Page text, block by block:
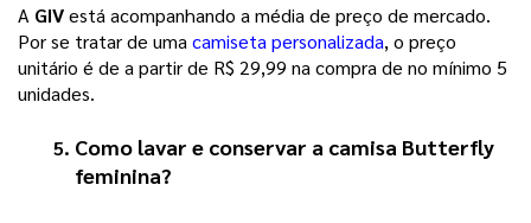
A GIV está acompanhando a média de preço de mercado.
Por se tratar de uma camiseta personalizada, o preço
unitário é de a partir de R$ 29,99 na compra de no mínimo 5
unidades.
Como lavar e conservar a camisa Butterfly
feminina?